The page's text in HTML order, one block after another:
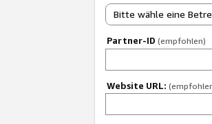
Bitte wähle eine
Partner-ID (empfohlen)
Website URL: